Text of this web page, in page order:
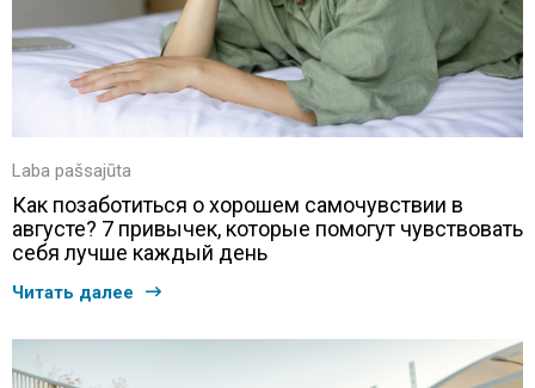
Laba pašsajūta
Как позаботиться о хорошем самочувствии в
августе? 7 привычек, которые помогут чувствовать
себя лучше каждый день
Читать далее